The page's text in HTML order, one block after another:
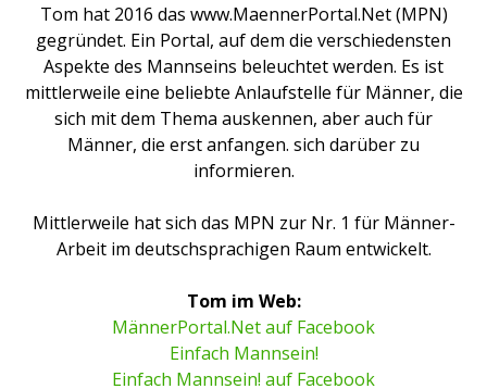
Tom hat 2016 das www.MaennerPortal.Net (MPN)
gegründet. Ein Portal, auf dem die verschiedensten
Aspekte des Mannseins beleuchtet werden. Es ist
mittlerweile eine beliebte Anlaufstelle für Männer, die
sich mit dem Thema auskennen, aber auch für
Männer, die erst anfangen. sich darüber zu
informieren.
Mittlerweile hat sich das MPN zur Nr. 1 für Männer-
Arbeit im deutschsprachigen Raum entwickelt.
Tom im Web:
MännerPortal.Net auf Facebook
Einfach Mannsein!
Einfach Mannsein! auf Facebook